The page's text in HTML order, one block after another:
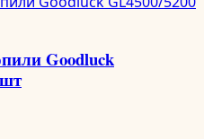
Goodluck